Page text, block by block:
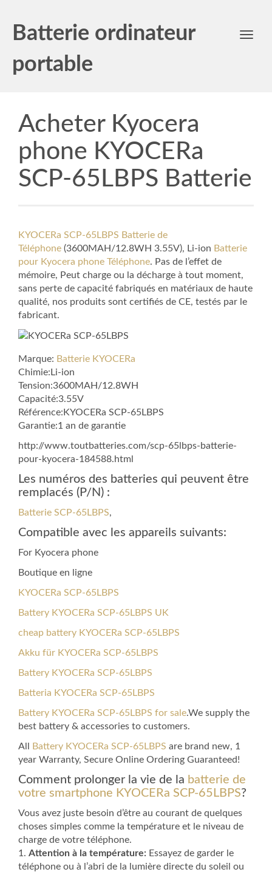
Batterie ordinateur
portable
Toggle
Acheter Kyocera
phone KYOCERa
SCP-65LBPS Batterie
KYOCERa SCP-65LBPS Batterie de
Téléphone (3600MAH/12.8WH 3.55V), Li-ion Batterie
pour Kyocera phone Téléphone. Pas de l’effet de
mémoire, Peut charge ou la décharge à tout moment,
sans perte de capacité fabriqués en matériaux de haute
qualité, nos produits sont certifiés de CE, testés par le
fabricant.
Marque: Batterie KYOCERa
Chimie:Li-ion
Tension:3600MAH/12.8WH
Capacité:3.55V
Référence:KYOCERa SCP-65LBPS
Garantie:1 an de garantie
http://www.toutbatteries.com/scp-65lbps-batterie-
pour-kyocera-184588.html
Les numéros des batteries qui peuvent être
remplacés (P/N) :
Batterie SCP-65LBPS,
Compatible avec les appareils suivants:
For Kyocera phone
Boutique en ligne
KYOCERa SCP-65LBPS
Battery KYOCERa SCP-65LBPS UK
cheap battery KYOCERa SCP-65LBPS
Akku für KYOCERa SCP-65LBPS
Battery KYOCERa SCP-65LBPS
Batteria KYOCERa SCP-65LBPS
Battery KYOCERa SCP-65LBPS for sale.We supply the
best battery & accessories to customers.
All Battery KYOCERa SCP-65LBPS are brand new, 1
year Warranty, Secure Online Ordering Guaranteed!
Comment prolonger la vie de la batterie de
votre smartphone KYOCERa SCP-65LBPS?
Vous avez juste besoin d’être au courant de quelques
choses simples comme la température et le niveau de
charge de votre téléphone.
1. Attention à la température: Essayez de garder le
téléphone ou à l’abri de la lumière directe du soleil ou